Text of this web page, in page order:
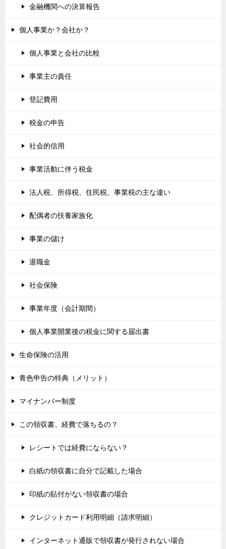
金融機関への決算報告
個人事業か？会社か？
個人事業と会社の比較
事業主の責任
登記費用
税金の申告
社会的信用
事業活動に伴う税金
法人税、所得税、住民税、事業税の主な違い
配偶者の扶養家族化
事業の儲け
退職金
社会保険
事業年度（会計期間）
個人事業開業後の税金に関する届出書
生命保険の活用
青色申告の特典（メリット）
マイナンバー制度
この領収書、経費で落ちるの？
レシートでは経費にならない？
白紙の領収書に自分で記載した場合
印紙の貼付がない領収書の場合
クレジットカード利用明細（請求明細）
インターネット通販で領収書が発行されない場合